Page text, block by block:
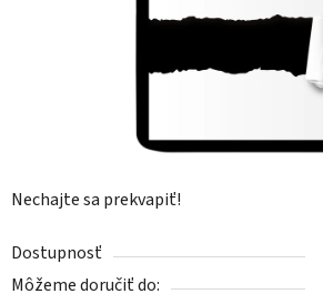
Nechajte sa prekvapiť!
Dostupnosť
Môžeme doručiť do: